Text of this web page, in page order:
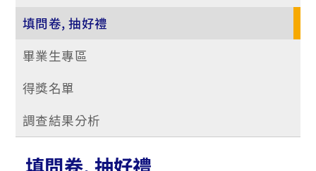
填問卷, 抽好禮
畢業生專區
得獎名單
調查結果分析
填問卷, 抽好禮